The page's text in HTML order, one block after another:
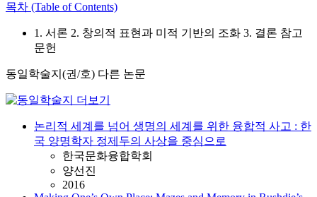
목차 (Table of Contents)
1. 서론 2. 창의적 표현과 미적 기반의 조화 3. 결론 참고
문헌
동일학술지(권/호) 다른 논문
논리적 세계를 넘어 생명의 세계를 위한 융합적 사고 : 한
국 양명학자 정제두의 사상을 중심으로
한국문화융합학회
양선진
2016